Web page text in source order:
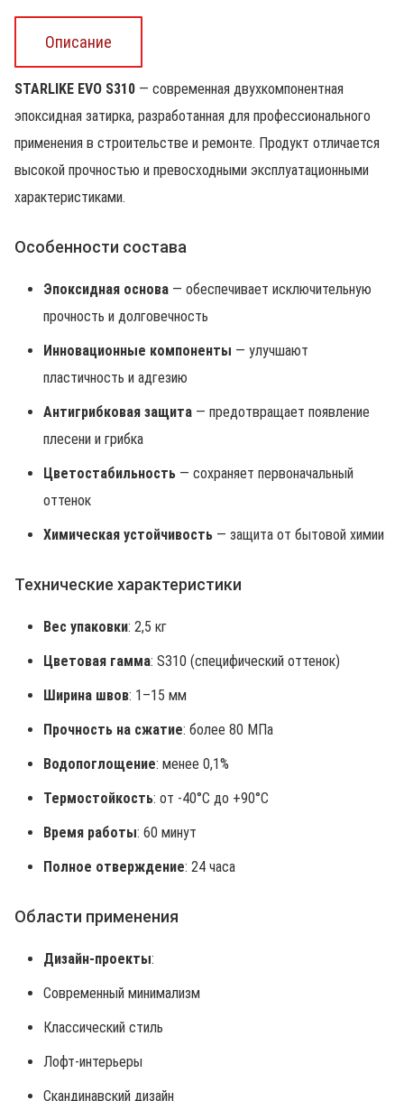
Описание
STARLIKE EVO S310 — современная двухкомпонентная
эпоксидная затирка, разработанная для профессионального
применения в строительстве и ремонте. Продукт отличается
высокой прочностью и превосходными эксплуатационными
характеристиками.
Особенности состава
Эпоксидная основа — обеспечивает исключительную
прочность и долговечность
Инновационные компоненты — улучшают
пластичность и адгезию
Антигрибковая защита — предотвращает появление
плесени и грибка
Цветостабильность — сохраняет первоначальный
оттенок
Химическая устойчивость — защита от бытовой химии
Технические характеристики
Вес упаковки: 2,5 кг
Цветовая гамма: S310 (специфический оттенок)
Ширина швов: 1–15 мм
Прочность на сжатие: более 80 МПа
Водопоглощение: менее 0,1%
Термостойкость: от -40°C до +90°C
Время работы: 60 минут
Полное отверждение: 24 часа
Области применения
Дизайн-проекты:
Современный минимализм
Классический стиль
Лофт-интерьеры
Скандинавский дизайн